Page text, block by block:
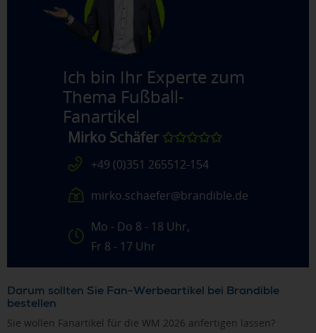
Ich bin Ihr Experte zum
Thema Fußball-
Fanartikel
Mirko Schäfer✩✩✩✩✩
+49 (0)351 265512-154
mirko.schaefer@brandible.de
Mo - Do 8 - 18 Uhr,
Fr 8 - 17 Uhr
Darum sollten Sie Fan-Werbeartikel bei Brandible
bestellen
Sie wollen Fanartikel für die WM 2026 anfertigen lassen?